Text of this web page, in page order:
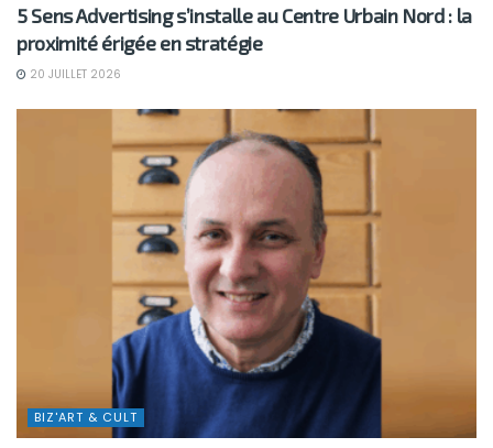
5 Sens Advertising s’installe au Centre Urbain Nord : la
proximité érigée en stratégie
20 JUILLET 2026
BIZ'ART & CULT